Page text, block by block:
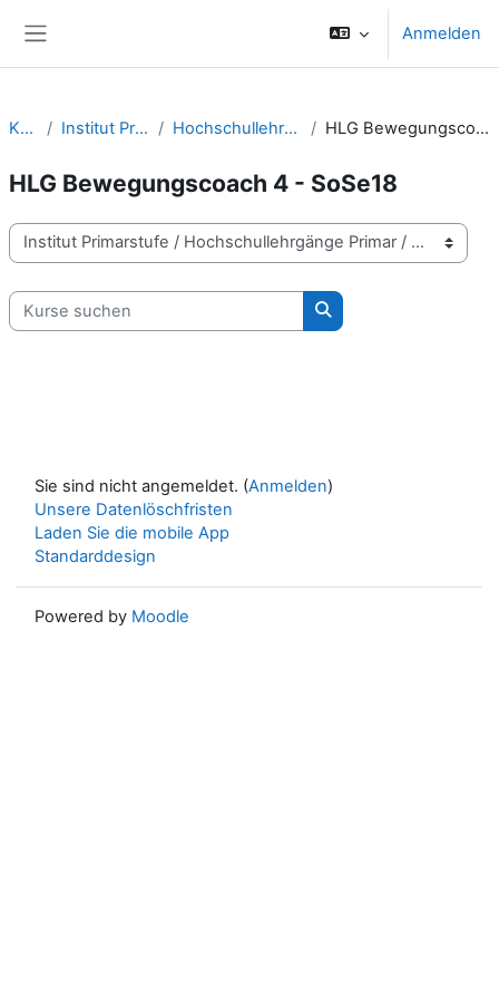
Anmelden
Kurse Institut Primarstufe Hochschullehrgänge Primar HLG Bewegungscoach 4 - SoSe18
HLG Bewegungscoach 4 - SoSe18
Kursbereiche
Kurse suchen
Kurse suchen
Sie sind nicht angemeldet. (Anmelden)
Unsere Datenlöschfristen
Laden Sie die mobile App
Standarddesign
Powered by Moodle